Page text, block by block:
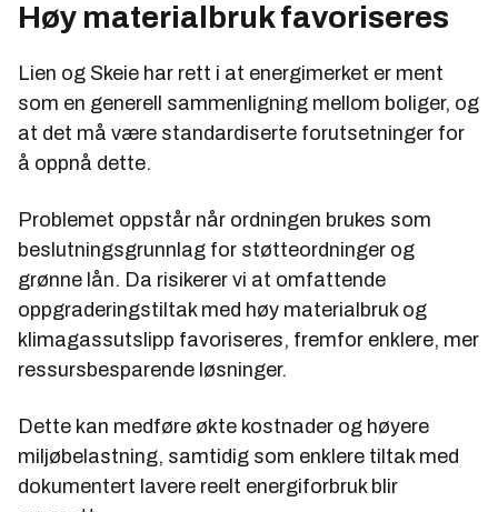
Høy materialbruk favoriseres
Lien og Skeie har rett i at energimerket er ment
som en generell sammenligning mellom boliger, og
at det må være standardiserte forutsetninger for
å oppnå dette.
Problemet oppstår når ordningen brukes som
beslutningsgrunnlag for støtteordninger og
grønne lån. Da risikerer vi at omfattende
oppgraderingstiltak med høy materialbruk og
klimagassutslipp favoriseres, fremfor enklere, mer
ressursbesparende løsninger.
Dette kan medføre økte kostnader og høyere
miljøbelastning, samtidig som enklere tiltak med
dokumentert lavere reelt energiforbruk blir